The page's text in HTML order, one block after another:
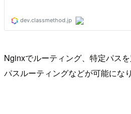
Nginxでルーティング、特定パス
パスルーティングなどが可能になり